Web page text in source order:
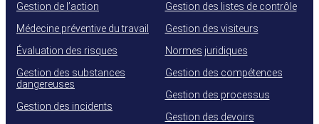
Gestion de l’action
Médecine préventive du travail
Évaluation des risques
Gestion des substances
dangereuses
Gestion des incidents
Gestion des listes de contrôle
Gestion des visiteurs
Normes juridiques
Gestion des compétences
Gestion des processus
Gestion des devoirs